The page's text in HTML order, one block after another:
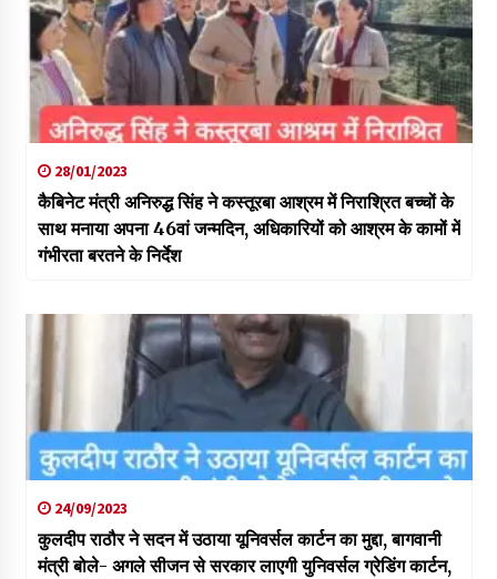
28/01/2023
कैबिनेट मंत्री अनिरुद्ध सिंह ने कस्तूरबा आश्रम में निराश्रित बच्चों के
साथ मनाया अपना 46वां जन्मदिन, अधिकारियों को आश्रम के कामों में
गंभीरता बरतने के निर्देश
24/09/2023
कुलदीप राठौर ने सदन में उठाया यूनिवर्सल कार्टन का मुद्दा, बागवानी
मंत्री बोले- अगले सीजन से सरकार लाएगी युनिवर्सल ग्रेडिंग कार्टन,